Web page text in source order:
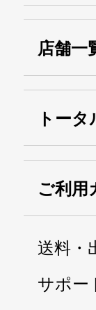
店舗一
トー
ご利用
送料・
サポー